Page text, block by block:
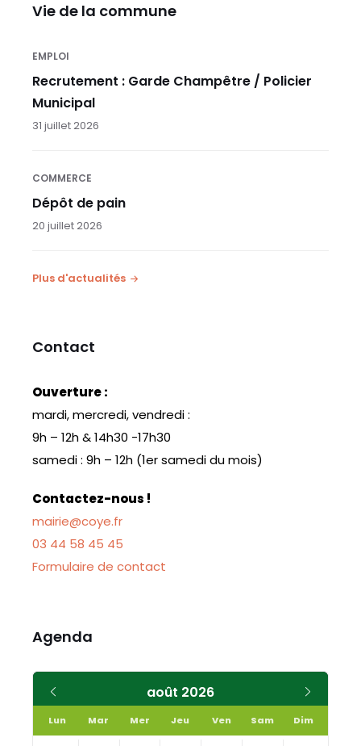
Vie de la commune
EMPLOI
Recrutement : Garde Champêtre / Policier
Municipal
31 juillet 2026
COMMERCE
Dépôt de pain
20 juillet 2026
Plus d'actualités
Contact
Ouverture :
mardi, mercredi, vendredi :
9h – 12h & 14h30 -17h30
samedi : 9h – 12h (1er samedi du mois)
Contactez-nous !
mairie@coye.fr
03 44 58 45 45
Formulaire de contact
Agenda
août 2026
précédent
Lun Mar Mer Jeu Ven Sam Dim
Skip